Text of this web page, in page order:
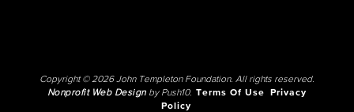
Copyright © 2026 John Templeton Foundation. All rights reserved.
Nonprofit Web Designby Push10. Terms Of Use
Privacy
Policy